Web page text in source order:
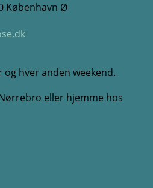
København Ø
hver anden weekend.
eller hjemme hos